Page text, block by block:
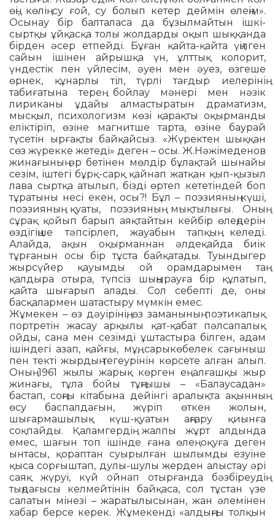
өңі, көлің су ғой, су болып кетер деймін өлеңім».
Осынау бір балталаса да бұзылмайтын ішкі-
сыртқы ұйқасқа толы жолдарды оқып шыққанда
бірден әсер етпейді. Бұған қайта-қайта үңілген
сайын ішінен айрышқа үн, ұлттық колорит,
үндестік пен үйлесім, әуен мен әуез, өзгеше
өрнек, құнарлы тіл, түрлі тағдыр иелерінің
табиғатына терең бойлау мәнері мен нәзік
лириканы ұдайы алмастыратын драматизм,
мысқыл, психологизм көзі қарақты оқырманды
еліктіріп, өзіне магнитше тарта, өзіне баурай
түсетін ырғақты байқайсыз. «Жүректен шыққан
сөз жүрекке жетеді» деген – осы. Ж.Нәжімеденов
жинағы­ның әр бетінен мөлдір бұлақтай шынайы
сезім, іштегі бұрқ-сарқ қайнап жатқан қып-қызыл
лава сыртқа атылып, бізді өртеп кететіндей боп
тұратыны несі екен, осы?! Бұл – поэзияның күші,
поэзияның қуаты, поэзияның мықты­лығы. Оның
сұрақ қойып барып аяқ­тайтын кейбір өлеңдерін
өздігіңше тәпсірлеп, жауабын тапқың келеді.
Алайда, ақын оқырманнан әлдеқайда биік
тұрғанын осы бір тұста байқатады. Туындыгер
жырсүйер қауымды ой орамдарымен таң
қалдыра отыра, түпсіз шыңырауға бір құлатып,
қайта шығарып алады. Сол себепті де, оны
басқалармен шатастыру мүмкін емес.
Жұмекен – өз дәуірінің, өз заманы­ның поэтикалық
портретін жасау арқылы қат-қабат пәлсапалық
ойды, сана мен сезімді ұштастыра білген, адам
ішіндегі азап, қайғы, мұң, сарыкөбелек сағыныш
пен текті жырдың тегеурінін көрсете алған алып.
Оның 1961 жылы жарық көрген ең алғашқы жыр
жинағы, тұла бойы тұңғышы – «Балаусадан»
бастап, соңғы кітабына дейінгі аралықта ақынның
өсу баспалдағын, жүріп өткен жолын,
шығармашылық күш-қуатын аңғару қиынға
соқпайды. Қаламгердің жалпы жұрт алдында
емес, шағын топ ішінде ғана өлең оқуға деген
ынтасы, қораптан суырылған шылымды езуіне
қыса сорғыштап, дулы-шулы жерден алыстау әрі
саяқ жүруі, күй ойнап отыр­ғанда бәзбіреудің
тыңдағысы келмей­тінін байқаса, сол тұстан үзе
салатын мінезі – жаратылысынан, жан әлемінен
хабар берсе керек. Жұмекенді «алдыңғы толқын